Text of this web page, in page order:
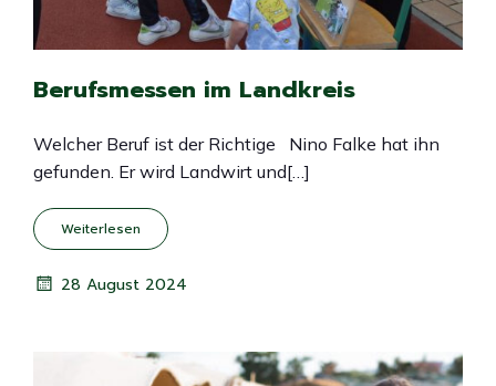
Berufsmessen im Landkreis
Welcher Beruf ist der Richtige Nino Falke hat ihn
gefunden. Er wird Landwirt und[…]
Weiterlesen
28 August 2024